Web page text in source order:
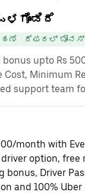
ರೆಫರಲ್
upto Rs
Cost, Minimum
support team
month with
option, free
bonus, Driver
and 100%